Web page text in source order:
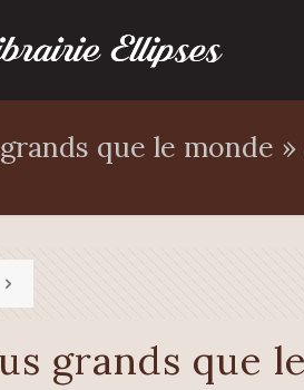
que le monde
grands que